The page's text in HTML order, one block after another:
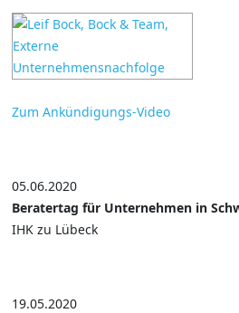
Zum Ankündigungs-Video
05.06.2020
Beratertag für Unternehmen in
IHK zu Lübeck
19.05.2020